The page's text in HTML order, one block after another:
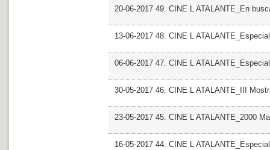
20-06-2017 49. CINE L ATALANTE_En
13-06-2017 48. CINE L
06-06-2017 47. CINE L
30-05-2017 46. CINE L ATALANTE_III
23-05-2017 45. CINE L ATALANTE_2000
16-05-2017 44. CINE L